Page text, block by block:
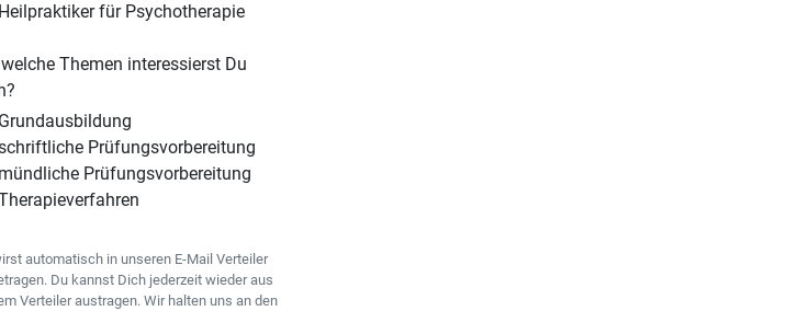
Heilpraktiker für Psychotherapie
Themen interessierst Du
Grundausbildung
Prüfungsvorbereitung
mündliche Prüfungsvorbereitung
automatisch in unseren E-Mail Verteiler
Du kannst Dich jederzeit wieder aus
Verteiler austragen. Wir halten uns an den